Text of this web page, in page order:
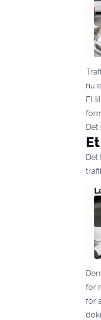
nu
Et
Det
Det
for
for